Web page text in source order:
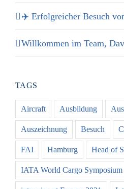
✈️ Erfolgreicher Besuch
Willkommen im Team,
TAGS
Aircraft Ausbildung
Auszeichnung Besuch
FAI Hamburg Head of
IATA World Cargo Symposium